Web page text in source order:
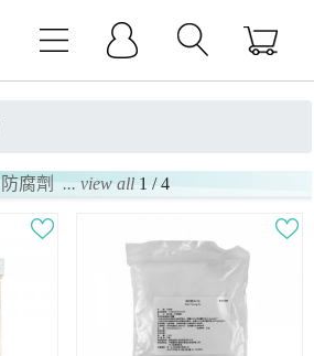
防腐劑... view all 1 / 4